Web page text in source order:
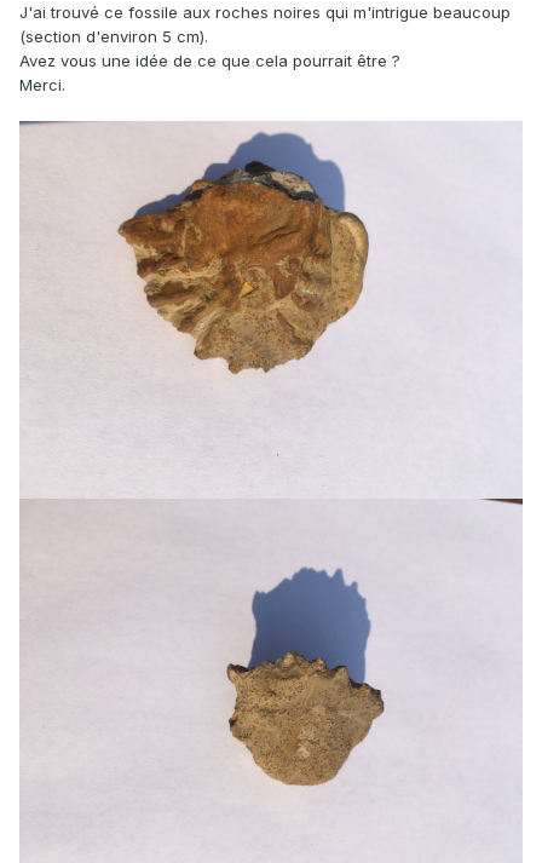
J'ai trouvé ce fossile aux roches noires qui m'intrigue beaucoup
(section d'environ 5 cm).
Avez vous une idée de ce que cela pourrait être ?
Merci.